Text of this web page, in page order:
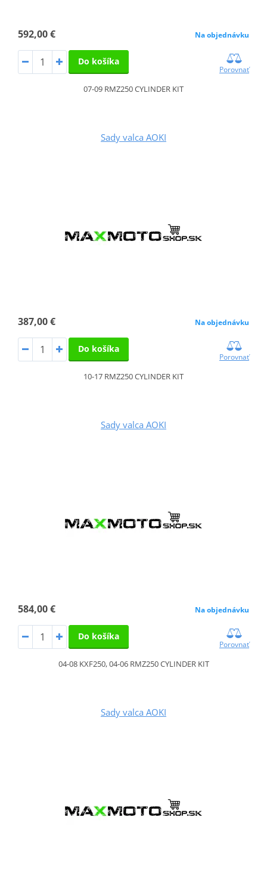
592,00 € Na objednávku
Do košíka
Porovnať
07-09 RMZ250 CYLINDER KIT
Sady valca AOKI
387,00 € Na objednávku
Do košíka
Porovnať
10-17 RMZ250 CYLINDER KIT
Sady valca AOKI
584,00 € Na objednávku
Do košíka
Porovnať
04-08 KXF250, 04-06 RMZ250 CYLINDER KIT
Sady valca AOKI